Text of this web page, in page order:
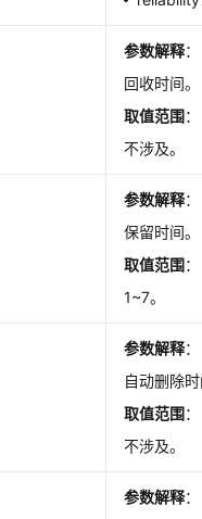
参数解释：
回收时间。
取值范围：
不涉及。
参数解释：
保留时间。
取值范围：
1~7。
参数解释：
自动删除时
取值范围：
不涉及。
参数解释：